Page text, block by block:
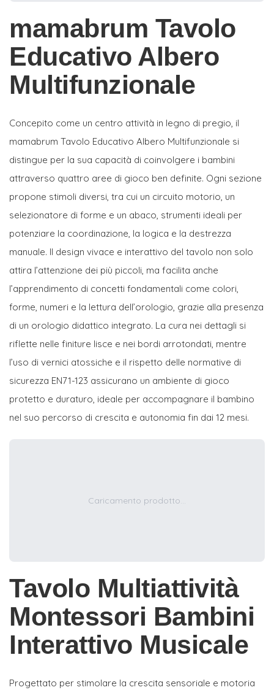
mamabrum Tavolo
Educativo Albero
Multifunzionale
Concepito come un centro attività in legno di pregio, il
mamabrum Tavolo Educativo Albero Multifunzionale si
distingue per la sua capacità di coinvolgere i bambini
attraverso quattro aree di gioco ben definite. Ogni sezione
propone stimoli diversi, tra cui un circuito motorio, un
selezionatore di forme e un abaco, strumenti ideali per
potenziare la coordinazione, la logica e la destrezza
manuale. Il design vivace e interattivo del tavolo non solo
attira l’attenzione dei più piccoli, ma facilita anche
l’apprendimento di concetti fondamentali come colori,
forme, numeri e la lettura dell’orologio, grazie alla presenza
di un orologio didattico integrato. La cura nei dettagli si
riflette nelle finiture lisce e nei bordi arrotondati, mentre
l’uso di vernici atossiche e il rispetto delle normative di
sicurezza EN71-123 assicurano un ambiente di gioco
protetto e duraturo, ideale per accompagnare il bambino
nel suo percorso di crescita e autonomia fin dai 12 mesi.
Caricamento prodotto...
Tavolo Multiattività
Montessori Bambini
Interattivo Musicale
Progettato per stimolare la crescita sensoriale e motoria